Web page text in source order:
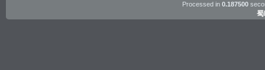
Processed in 0.187500